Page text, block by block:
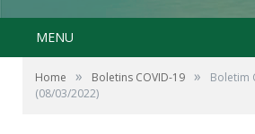
MENU
Home » Boletins COVID-19 »
Boletim
(08/03/2022)